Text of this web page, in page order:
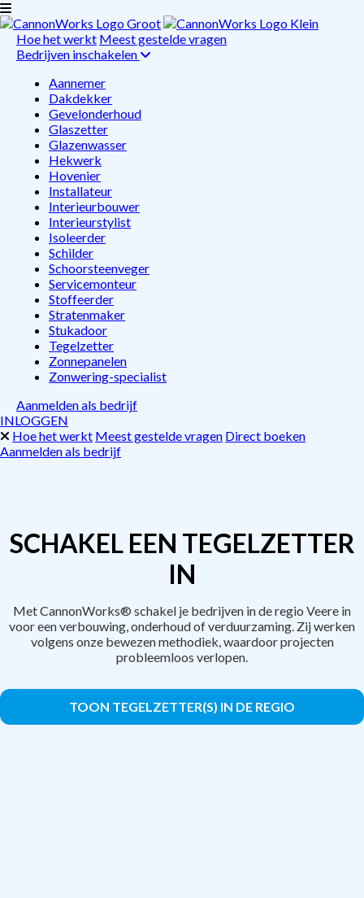
Hoe het werkt Meest gestelde vragen
Bedrijven inschakelen
Aannemer
Dakdekker
Gevelonderhoud
Glaszetter
Glazenwasser
Hekwerk
Hovenier
Installateur
Interieurbouwer
Interieurstylist
Isoleerder
Schilder
Schoorsteenveger
Servicemonteur
Stoffeerder
Stratenmaker
Stukadoor
Tegelzetter
Zonnepanelen
Zonwering-specialist
Aanmelden als bedrijf
INLOGGEN
Hoe het werkt Meest gestelde vragen Direct boeken
Aanmelden als bedrijf
SCHAKEL EEN TEGELZETTER
IN
Met CannonWorks® schakel je bedrijven in de regio Veere in
voor een verbouwing, onderhoud of verduurzaming. Zij werken
volgens onze bewezen methodiek, waardoor projecten
probleemloos verlopen.
TOON TEGELZETTER(S) IN DE REGIO